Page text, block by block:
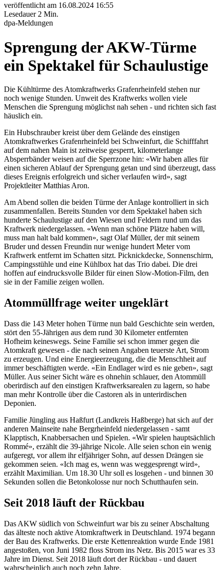
veröffentlicht am 16.08.2024 16:55
Lesedauer 2 Min.
dpa-Meldungen
Sprengung der AKW-Türme
ein Spektakel für Schaulustige
Die Kühltürme des Atomkraftwerks Grafenrheinfeld stehen nur
noch wenige Stunden. Unweit des Kraftwerks wollen viele
Menschen die Sprengung möglichst nah sehen - und richten sich fast
häuslich ein.
Ein Hubschrauber kreist über dem Gelände des einstigen
Atomkraftwerkes Grafenrheinfeld bei Schweinfurt, die Schifffahrt
auf dem nahen Main ist zeitweise gesperrt, kilometerlange
Absperrbänder weisen auf die Sperrzone hin: «Wir haben alles für
einen sicheren Ablauf der Sprengung getan und sind überzeugt, dass
dieses Ereignis erfolgreich und sicher verlaufen wird», sagt
Projektleiter Matthias Aron.
Am Abend sollen die beiden Türme der Anlage kontrolliert in sich
zusammenfallen. Bereits Stunden vor dem Spektakel haben sich
hunderte Schaulustige auf den Wiesen und Feldern rund um das
Kraftwerk niedergelassen. «Wenn man schöne Plätze haben will,
muss man halt bald kommen», sagt Olaf Müller, der mit seinem
Bruder und dessen Freundin nur wenige hundert Meter vom
Kraftwerk entfernt im Schatten sitzt. Picknickdecke, Sonnenschirm,
Campingsstühle und eine Kühlbox hat das Trio dabei. Die drei
hoffen auf eindrucksvolle Bilder für einen Slow-Motion-Film, den
sie in der Familie zeigen wollen.
Atommüllfrage weiter ungeklärt
Dass die 143 Meter hohen Türme nun bald Geschichte sein werden,
stört den 55-Jährigen aus dem rund 30 Kilometer entfernten
Hofheim keineswegs. Seine Familie sei schon immer gegen die
Atomkraft gewesen - die nach seinen Angaben teuerste Art, Strom
zu erzeugen. Und eine Energieerzeugung, die die Menschheit auf
immer beschäftigten werde. «Ein Endlager wird es nie geben», sagt
Müller. Aus seiner Sicht wäre es ohnehin schlauer, den Atommüll
oberirdisch auf den einstigen Kraftwerksarealen zu lagern, so habe
man mehr Kontrolle über die Castoren als in unterirdischen
Deponien.
Familie Jüngling aus Haßfurt (Landkreis Haßberge) hat sich auf der
anderen Mainseite nahe Bergrheinfeld niedergelassen - samt
Klapptisch, Knabbersachen und Spielen. «Wir spielen hauptsächlich
Rommé», erzählt die 39-jährige Nicole. Alle seien schon ein wenig
aufgeregt, vor allem ihr elfjähriger Sohn, auf dessen Drängen sie
gekommen seien. «Ich mag es, wenn was weggesprengt wird»,
erzählt Maximilian. Um 18.30 Uhr soll es losgehen - und binnen 30
Sekunden sollen die Betonkolosse nur noch Schutthaufen sein.
Seit 2018 läuft der Rückbau
Das AKW südlich von Schweinfurt war bis zu seiner Abschaltung
das älteste noch aktive Atomkraftwerk in Deutschland. 1974 begann
der Bau des Kraftwerks. Die erste Kettenreaktion wurde Ende 1981
angestoßen, von Juni 1982 floss Strom ins Netz. Bis 2015 war es 33
Jahre im Dienst. Seit 2018 läuft dort der Rückbau - und dauert
wahrscheinlich auch noch zehn Jahre.